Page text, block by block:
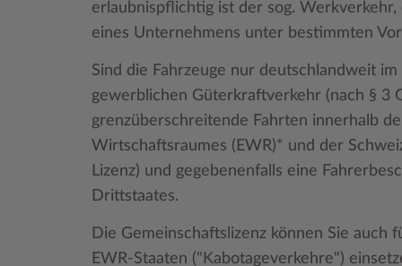
erlaubnispflichtig ist der sog.
eines Unternehmens unter bestimmten
Sind die Fahrzeuge nur deutschlandweit
gewerblichen Güterkraftverkehr (nach § 3
grenzüberschreitende Fahrten innerhalb
Wirtschaftsraumes (EWR)* und der
Lizenz) und gegebenenfalls eine
Drittstaates.
Die Gemeinschaftslizenz können Sie
EWR-Staaten ("Kabotageverkehre")